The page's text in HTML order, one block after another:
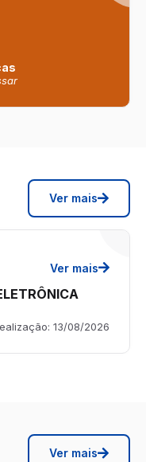
Ver mais
13/08/2026
Ver mais
Ver mais